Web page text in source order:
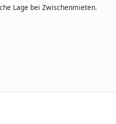
Lage bei Zwischenmieten.